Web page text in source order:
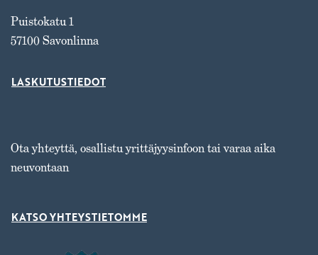
Puistokatu 1
57100 Savonlinna
LASKUTUSTIEDOT
Ota yhteyttä, osallistu yrittäjyysinfoon tai varaa aika
neuvontaan
KATSO YHTEYSTIETOMME